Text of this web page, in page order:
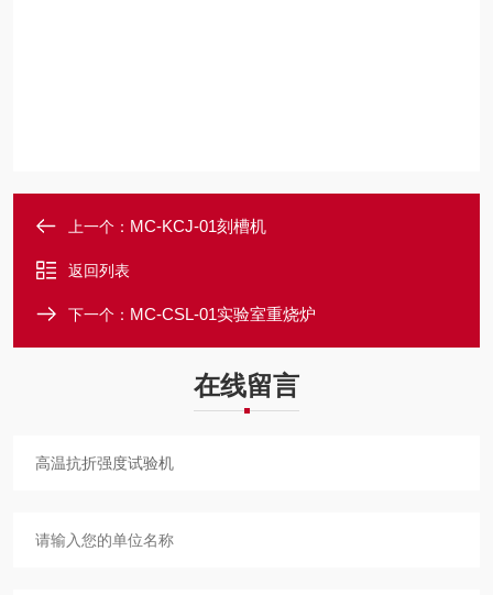
上一个： MC-KCJ-01刻槽机
返回列表
下一个： MC-CSL-01实验室重烧炉
在线留言